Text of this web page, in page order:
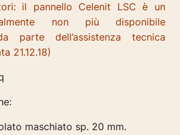
il pannello Celenit LSC è un
non più disponibile
parte dell’assistenza tecnica
21.12.18)
maschiato sp. 20 mm.